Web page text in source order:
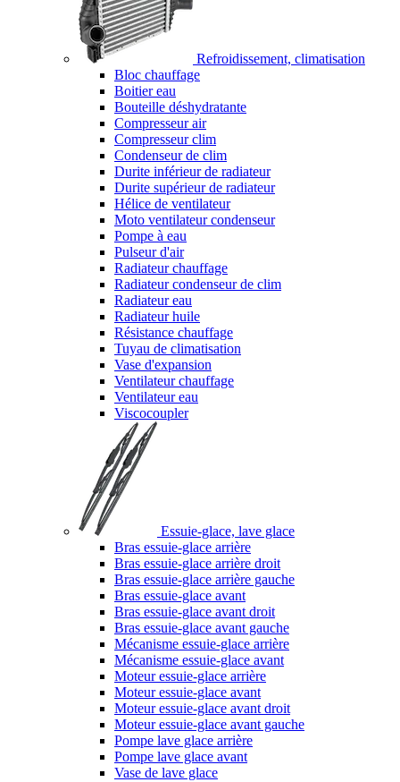
Refroidissement, climatisation
Bloc chauffage
Boitier eau
Bouteille déshydratante
Compresseur air
Compresseur clim
Condenseur de clim
Durite inférieur de radiateur
Durite supérieur de radiateur
Hélice de ventilateur
Moto ventilateur condenseur
Pompe à eau
Pulseur d'air
Radiateur chauffage
Radiateur condenseur de clim
Radiateur eau
Radiateur huile
Résistance chauffage
Tuyau de climatisation
Vase d'expansion
Ventilateur chauffage
Ventilateur eau
Viscocoupler
Essuie-glace, lave glace
Bras essuie-glace arrière
Bras essuie-glace arrière droit
Bras essuie-glace arrière gauche
Bras essuie-glace avant
Bras essuie-glace avant droit
Bras essuie-glace avant gauche
Mécanisme essuie-glace arrière
Mécanisme essuie-glace avant
Moteur essuie-glace arrière
Moteur essuie-glace avant
Moteur essuie-glace avant droit
Moteur essuie-glace avant gauche
Pompe lave glace arrière
Pompe lave glace avant
Vase de lave glace